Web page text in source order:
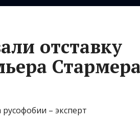
отставку
Стармера
– эксперт